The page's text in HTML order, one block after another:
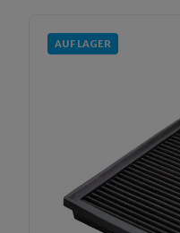
AUF LAGER